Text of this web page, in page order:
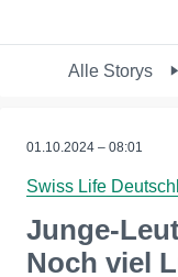
Alle Storys
01.10.2024 – 08:01
Swiss Life
Junge-
Noch viel